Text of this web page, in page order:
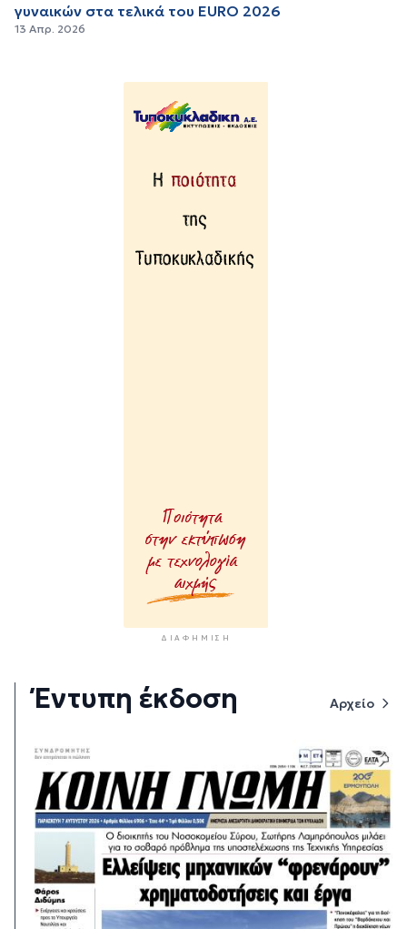
γυναικών στα τελικά του ΕURO 2026
13 Απρ. 2026
ΔΙΑΦΉΜΙΣΗ
Έντυπη έκδοση Αρχείο